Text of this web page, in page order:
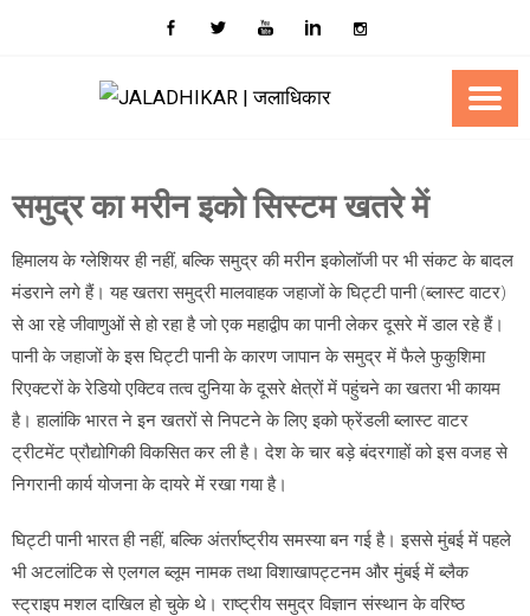
समुद्र का मरीन इको सिस्टम खतरे में
हिमालय के ग्लेशियर ही नहीं, बल्कि समुद्र की मरीन इकोलॉजी पर भी संकट के बादल
मंडराने लगे हैं। यह खतरा समुद्री मालवाहक जहाजों के घिट्टी पानी (ब्लास्ट वाटर)
से आ रहे जीवाणुओं से हो रहा है जो एक महाद्वीप का पानी लेकर दूसरे में डाल रहे हैं।
पानी के जहाजों के इस घिट्टी पानी के कारण जापान के समुद्र में फैले फुकुशिमा
रिएक्टरों के रेडियो एक्टिव तत्व दुनिया के दूसरे क्षेत्रों में पहुंचने का खतरा भी कायम
है। हालांकि भारत ने इन खतरों से निपटने के लिए इको फ्रेंडली ब्लास्ट वाटर
ट्रीटमेंट प्रौद्योगिकी विकसित कर ली है। देश के चार बड़े बंदरगाहों को इस वजह से
निगरानी कार्य योजना के दायरे में रखा गया है।
घिट्टी पानी भारत ही नहीं, बल्कि अंतर्राष्ट्रीय समस्या बन गई है। इससे मुंबई में पहले
भी अटलांटिक से एलगल ब्लूम नामक तथा विशाखापट्टनम और मुंबई में ब्लैक
स्ट्राइप मशल दाखिल हो चुके थे। राष्ट्रीय समुद्र विज्ञान संस्थान के वरिष्ठ